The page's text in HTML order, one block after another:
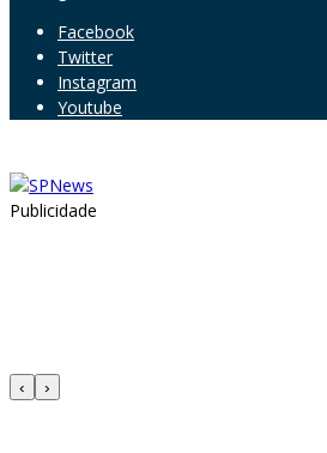
Facebook
Twitter
Instagram
Youtube
Publicidade
‹ ›